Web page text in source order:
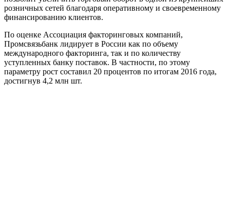
розничных сетей благодаря оперативному и своевременному
финансированию клиентов.
По оценке Ассоциация факторинговых компаний,
Промсвязьбанк лидирует в России как по объему
международного факторинга, так и по количеству
уступленных банку поставок. В частности, по этому
параметру рост составил 20 процентов по итогам 2016 года,
достигнув 4,2 млн шт.